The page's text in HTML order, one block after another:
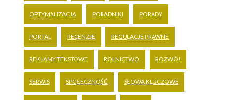
OPTYMALIZACJA PORADNIKI PORADY
PORTAL RECENZJE REGULACJE PRAWNE
REKLAMY TEKSTOWE ROLNICTWO ROZWÓJ
SERWIS SPOŁECZNOŚĆ SŁOWA KLUCZOWE